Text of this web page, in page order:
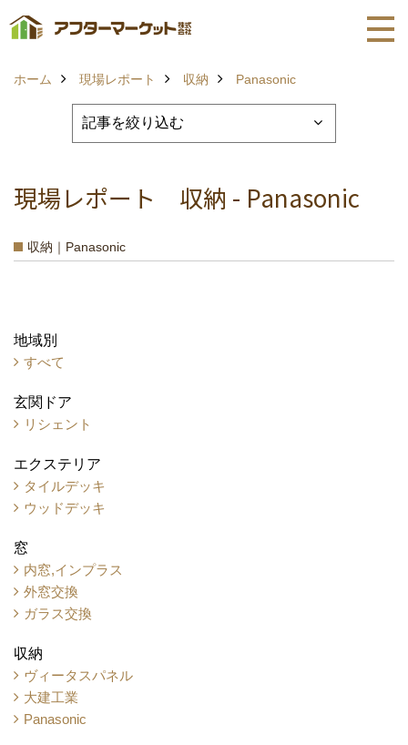
ホーム 現場レポート 収納 Panasonic
現場レポート 収納 - Panasonic
収納｜Panasonic
地域別
すべて
玄関ドア
リシェント
エクステリア
タイルデッキ
ウッドデッキ
窓
内窓,インプラス
外窓交換
ガラス交換
収納
ヴィータスパネル
大建工業
Panasonic